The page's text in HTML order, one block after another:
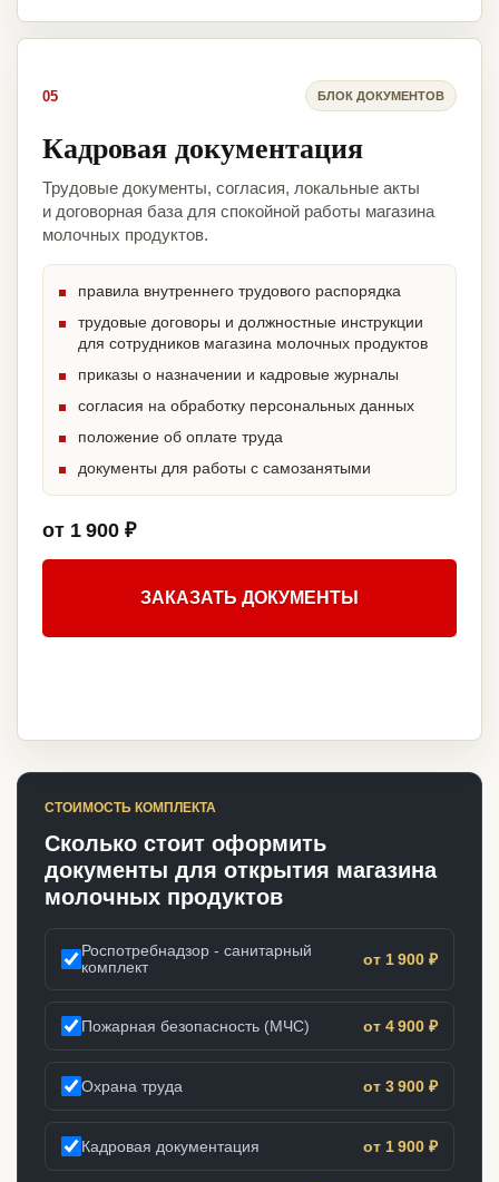
05 БЛОК ДОКУМЕНТОВ
Кадровая документация
Трудовые документы, согласия, локальные акты
и договорная база для спокойной работы магазина
молочных продуктов.
правила внутреннего трудового распорядка
трудовые договоры и должностные инструкции
для сотрудников магазина молочных продуктов
приказы о назначении и кадровые журналы
согласия на обработку персональных данных
положение об оплате труда
документы для работы с самозанятыми
от 1 900 ₽
ЗАКАЗАТЬ ДОКУМЕНТЫ
СТОИМОСТЬ КОМПЛЕКТА
Сколько стоит оформить
документы для открытия магазина
молочных продуктов
Роспотребнадзор - санитарный
комплект
от 1 900 ₽
Пожарная безопасность (МЧС) от 4 900 ₽
Охрана труда от 3 900 ₽
Кадровая документация от 1 900 ₽